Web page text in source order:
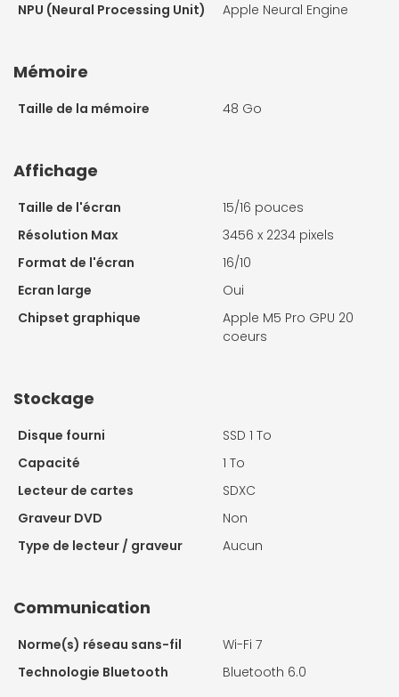
NPU (Neural Processing Unit) Apple Neural Engine
Mémoire
Taille de la mémoire 48 Go
Affichage
Taille de l'écran
15/16 pouces
Résolution Max
3456 x 2234 pixels
Format de l'écran
16/10
Ecran large
Oui
Chipset graphique
Apple M5 Pro GPU 20
coeurs
Stockage
Disque fourni
SSD 1 To
Capacité
1 To
Lecteur de cartes
SDXC
Graveur DVD
Non
Type de lecteur / graveur
Aucun
Communication
Norme(s) réseau sans-fil
Wi-Fi 7
Technologie Bluetooth
Bluetooth 6.0